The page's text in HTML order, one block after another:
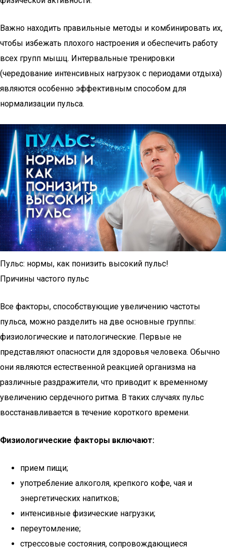
Важно находить правильные методы и комбинировать их,
чтобы избежать плохого настроения и обеспечить работу
всех групп мышц. Интервальные тренировки
(чередование интенсивных нагрузок с периодами отдыха)
являются особенно эффективным способом для
нормализации пульса.
Пульс: нормы, как понизить высокий пульс!
Причины частого пульс
Все факторы, способствующие увеличению частоты
пульса, можно разделить на две основные группы:
физиологические и патологические. Первые не
представляют опасности для здоровья человека. Обычно
они являются естественной реакцией организма на
различные раздражители, что приводит к временному
увеличению сердечного ритма. В таких случаях пульс
восстанавливается в течение короткого времени.
Физиологические факторы включают:
прием пищи;
употребление алкоголя, крепкого кофе, чая и
энергетических напитков;
интенсивные физические нагрузки;
переутомление;
стрессовые состояния, сопровождающиеся